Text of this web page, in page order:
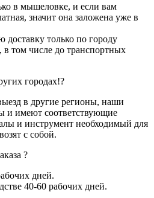
в мышеловке, и если вам
значит она заложена уже в
только по городу
том числе до транспортных
городах!?
в другие регионы, наши
и имеют соответствующие
и инструмент необходимый для
с собой.
?
дней.
40-60 рабочих дней.